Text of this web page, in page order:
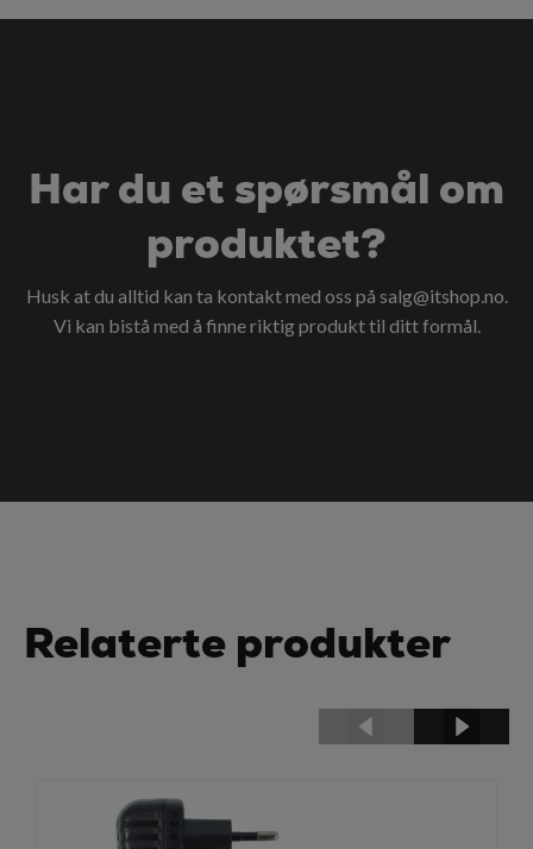
Har du et spørsmål om
produktet?
Husk at du alltid kan ta kontakt med oss på salg@itshop.no.
Vi kan bistå med å finne riktig produkt til ditt formål.
Relaterte produkter